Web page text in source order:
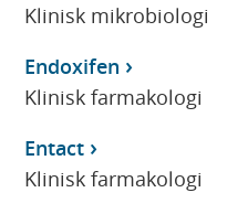
Klinisk mikrobiologi
Endoxifen
Klinisk farmakologi
Entact
Klinisk farmakologi